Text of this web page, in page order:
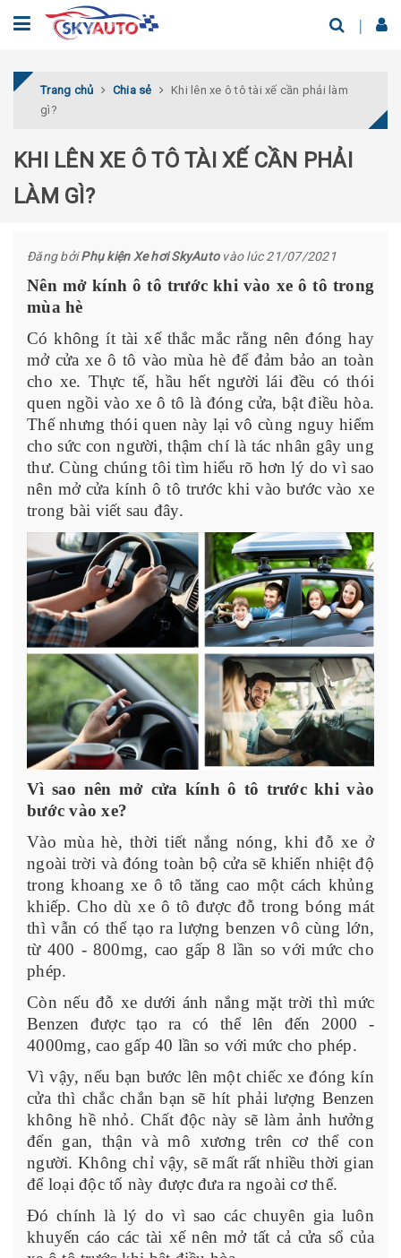
Trang chủ Chia sẻ
Khi lên xe ô tô tài xế cần phải làm
gì?
KHI LÊN XE Ô TÔ TÀI XẾ CẦN PHẢI
LÀM GÌ?
Đăng bởiPhụ kiện Xe hơi SkyAutovào lúc 21/07/2021
Nên mở kính ô tô trước khi vào xe ô tô trong
mùa hè
Có không ít tài xế thắc mắc rằng nên đóng hay
mở cửa xe ô tô vào mùa hè để đảm bảo an toàn
cho xe. Thực tế, hầu hết người lái đều có thói
quen ngồi vào xe ô tô là đóng cửa, bật điều hòa.
Thế nhưng thói quen này lại vô cùng nguy hiểm
cho sức con người, thậm chí là tác nhân gây ung
thư. Cùng chúng tôi tìm hiểu rõ hơn lý do vì sao
nên mở cửa kính ô tô trước khi vào bước vào xe
trong bài viết sau đây.
Vì sao nên mở cửa kính ô tô trước khi vào
bước vào xe?
Vào mùa hè, thời tiết nắng nóng, khi đỗ xe ở
ngoài trời và đóng toàn bộ cửa sẽ khiến nhiệt độ
trong khoang xe ô tô tăng cao một cách khủng
khiếp. Cho dù xe ô tô được đỗ trong bóng mát
thì vẫn có thể tạo ra lượng benzen vô cùng lớn,
từ 400 - 800mg, cao gấp 8 lần so với mức cho
phép.
Còn nếu đỗ xe dưới ánh nắng mặt trời thì mức
Benzen được tạo ra có thể lên đến 2000 -
4000mg, cao gấp 40 lần so với mức cho phép.
Vì vậy, nếu bạn bước lên một chiếc xe đóng kín
cửa thì chắc chắn bạn sẽ hít phải lượng Benzen
không hề nhỏ. Chất độc này sẽ làm ảnh hưởng
đến gan, thận và mô xương trên cơ thể con
người. Không chỉ vậy, sẽ mất rất nhiều thời gian
để loại độc tố này được đưa ra ngoài cơ thể.
Đó chính là lý do vì sao các chuyên gia luôn
khuyến cáo các tài xế nên mở tất cả cửa sổ của